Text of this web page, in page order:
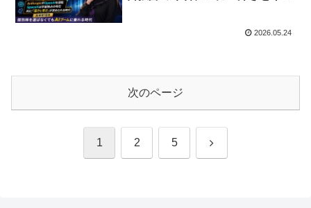
2026.05.24
次のページ
1 2 5 次